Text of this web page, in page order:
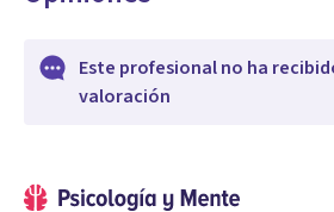
Este profesional no ha
valoración